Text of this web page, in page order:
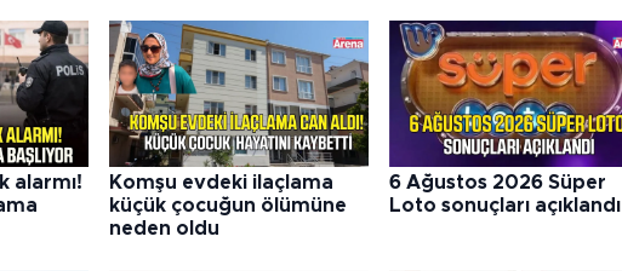
alarmı!
Komşu evdeki ilaçlama
küçük çocuğun ölümüne
neden oldu
6 Ağustos 2026 Süper
Loto sonuçları açıklandı